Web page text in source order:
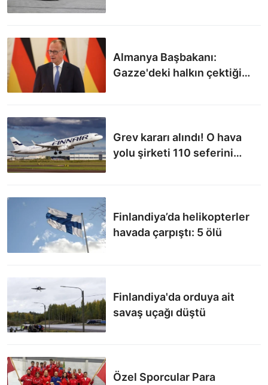
Almanya Başbakanı:
Gazze'deki halkın çektiği
Grev kararı alındı! O hava
yolu şirketi 110 seferini
Finlandiya’da helikopterler
havada çarpıştı: 5 ölü
Finlandiya'da orduya ait
savaş uçağı düştü
Özel Sporcular Para